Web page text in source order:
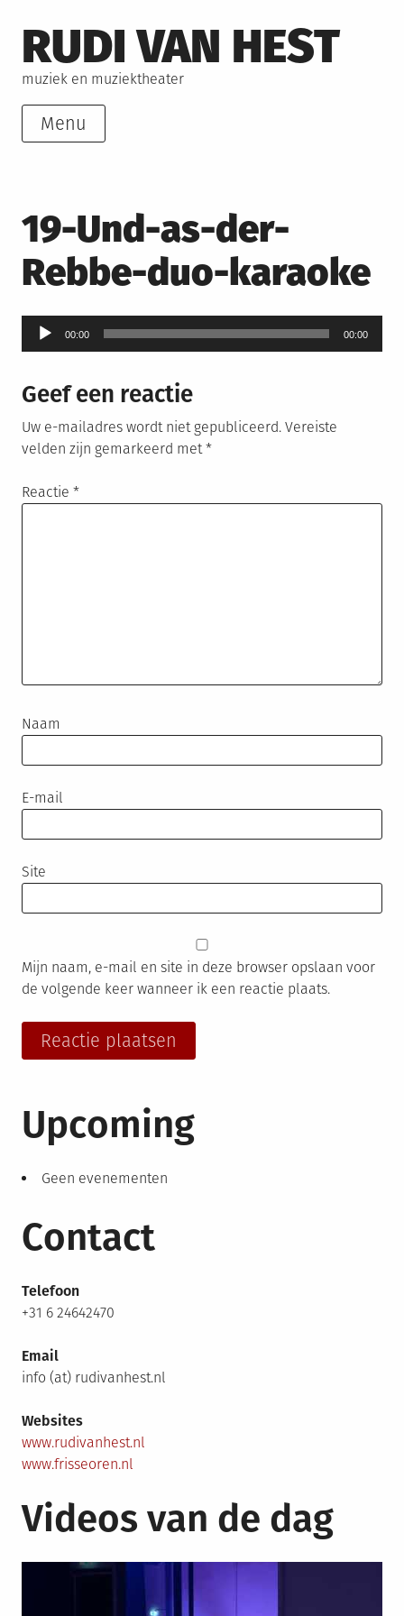
to
content
RUDI VAN HEST
muziek en muziektheater
Menu
19-Und-as-der-
Rebbe-duo-karaoke
Audiospeler
00:00 00:00
Geef een reactie
Uw e-mailadres wordt niet gepubliceerd. Vereiste
velden zijn gemarkeerd met*
Reactie *
Naam
E-mail
Site
Mijn naam, e-mail en site in deze browser opslaan voor
de volgende keer wanneer ik een reactie plaats.
Upcoming
Geen evenementen
Contact
Telefoon
+31 6 24642470
Email
info (at) rudivanhest.nl
Websites
www.rudivanhest.nl
www.frisseoren.nl
Videos van de dag